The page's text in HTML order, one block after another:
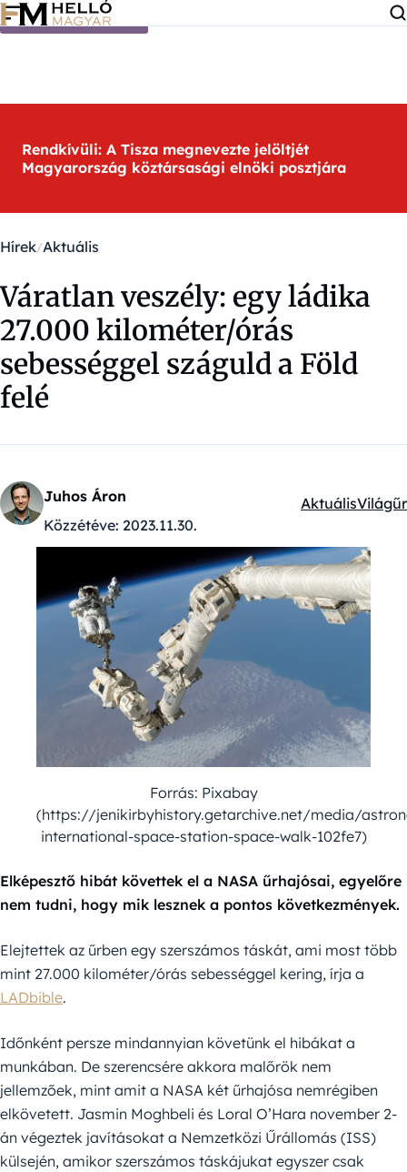
Ugrás a tartalomra
Rendkívüli: A Tisza megnevezte jelöltjét
Magyarország köztársasági elnöki posztjára
Hírek Aktuális
Váratlan veszély: egy ládika
27.000 kilométer/órás
sebességgel száguld a Föld
felé
Juhos Áron
Közzétéve: 2023.11.30.
Kategóriák:
AktuálisVilágűr
Forrás: Pixabay
(https://jenikirbyhistory.getarchive.net/media/
international-space-station-space-walk-102fe7)
Elképesztő hibát követtek el a NASA űrhajósai, egyelőre
nem tudni, hogy mik lesznek a pontos következmények.
Elejtettek az űrben egy szerszámos táskát, ami most több
mint 27.000 kilométer/órás sebességgel kering, írja a
LADbible.
Időnként persze mindannyian követünk el hibákat a
munkában. De szerencsére akkora malőrök nem
jellemzőek, mint amit a NASA két űrhajósa nemrégiben
elkövetett. Jasmin Moghbeli és Loral O’Hara november 2-
án végeztek javításokat a Nemzetközi Űrállomás (ISS)
külsején, amikor szerszámos táskájukat egyszer csak